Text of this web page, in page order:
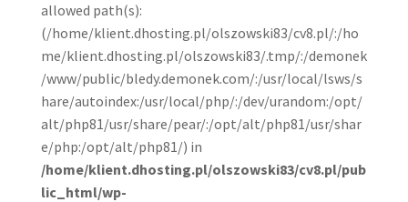
allowed path(s):
(/home/klient.dhosting.pl/olszowski83/cv8.pl/:/ho
me/klient.dhosting.pl/olszowski83/.tmp/:/demonek
/www/public/bledy.demonek.com/:/usr/local/lsws/s
hare/autoindex:/usr/local/php/:/dev/urandom:/opt/
alt/php81/usr/share/pear/:/opt/alt/php81/usr/shar
e/php:/opt/alt/php81/) in
/home/klient.dhosting.pl/olszowski83/cv8.pl/pub
lic_html/wp-